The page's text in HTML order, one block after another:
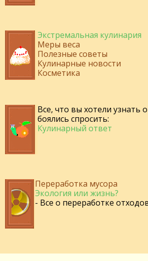
Экстремальная кулинария
Меры веса
Полезные советы
Кулинарные новости
Косметика
Все, что вы хотели узнать
боялись спросить:
Кулинарный ответ
Переработка мусора
Экология или жизнь?
- Все о переработке